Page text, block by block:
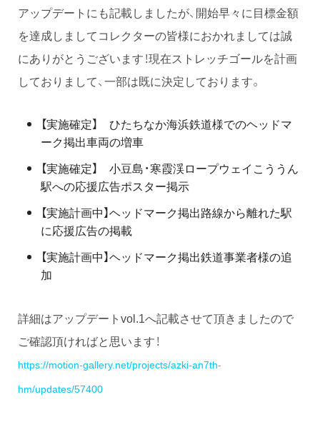
アップデートにも記載しましたが、開始早々に目標金額
を達成しましてコレクターの皆様におかれましては誠
にありがとうございます！現在ストレッチゴールを計画
しておりまして、一部は既に決定しております。
【実施確定】 ひたちなか海浜鉄道様でのヘッドマ
ーク掲出車両の増車
【実施確定】 小豆島・寒霞渓ロープウェイこううん
駅への応援広告ポスター掲示
【実施計画中】ヘッドマーク掲出路線から離れた駅
に応援広告の掲載
【実施計画中】ヘッドマーク掲出鉄道事業者様の追
加
詳細はアップデートvol.1へ記載させて頂きましたので
ご確認頂ければと思います！
https://motion-gallery.net/projects/azki-an7th-
hm/updates/57400